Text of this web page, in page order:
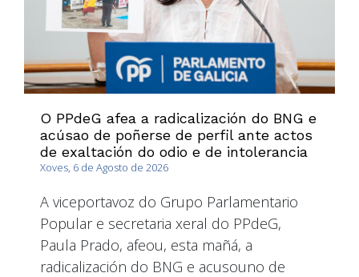
O PPdeG afea a radicalización do BNG e
acúsao de poñerse de perfil ante actos
de exaltación do odio e de intolerancia
Xoves, 6 de Agosto de 2026
A viceportavoz do Grupo Parlamentario
Popular e secretaria xeral do PPdeG,
Paula Prado, afeou, esta mañá, a
radicalización do BNG e acusouno de